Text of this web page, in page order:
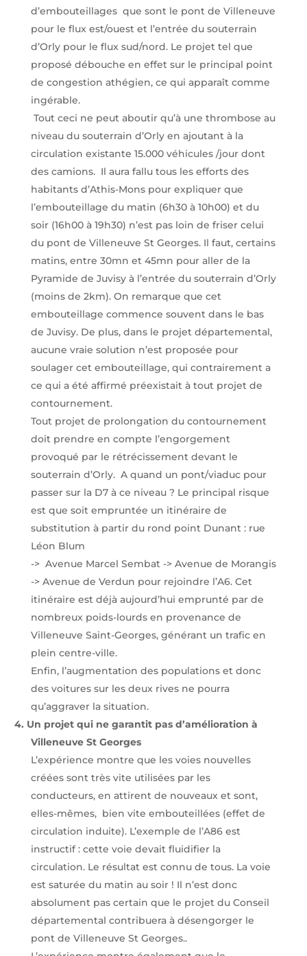
d’embouteillages que sont le pont de Villeneuve
pour le flux est/ouest et l’entrée du souterrain
d’Orly pour le flux sud/nord. Le projet tel que
proposé débouche en effet sur le principal point
de congestion athégien, ce qui apparaît comme
ingérable.
Tout ceci ne peut aboutir qu’à une thrombose au
niveau du souterrain d’Orly en ajoutant à la
circulation existante 15.000 véhicules /jour dont
des camions. Il aura fallu tous les efforts des
habitants d’Athis-Mons pour expliquer que
l’embouteillage du matin (6h30 à 10h00) et du
soir (16h00 à 19h30) n’est pas loin de friser celui
du pont de Villeneuve St Georges. Il faut, certains
matins, entre 30mn et 45mn pour aller de la
Pyramide de Juvisy à l’entrée du souterrain d’Orly
(moins de 2km). On remarque que cet
embouteillage commence souvent dans le bas
de Juvisy. De plus, dans le projet départemental,
aucune vraie solution n’est proposée pour
soulager cet embouteillage, qui contrairement a
ce qui a été affirmé préexistait à tout projet de
contournement.
Tout projet de prolongation du contournement
doit prendre en compte l’engorgement
provoqué par le rétrécissement devant le
souterrain d’Orly. A quand un pont/viaduc pour
passer sur la D7 à ce niveau ? Le principal risque
est que soit empruntée un itinéraire de
substitution à partir du rond point Dunant : rue
Léon Blum
-> Avenue Marcel Sembat -> Avenue de Morangis
-> Avenue de Verdun pour rejoindre l’A6. Cet
itinéraire est déjà aujourd’hui emprunté par de
nombreux poids-lourds en provenance de
Villeneuve Saint-Georges, générant un trafic en
plein centre-ville.
Enfin, l’augmentation des populations et donc
des voitures sur les deux rives ne pourra
qu’aggraver la situation.
4. Un projet qui ne garantit pas d’amélioration à
Villeneuve St Georges
L’expérience montre que les voies nouvelles
créées sont très vite utilisées par les
conducteurs, en attirent de nouveaux et sont,
elles-mêmes, bien vite embouteillées (effet de
circulation induite). L’exemple de l’A86 est
instructif : cette voie devait fluidifier la
circulation. Le résultat est connu de tous. La voie
est saturée du matin au soir ! Il n’est donc
absolument pas certain que le projet du Conseil
départemental contribuera à désengorger le
pont de Villeneuve St Georges..